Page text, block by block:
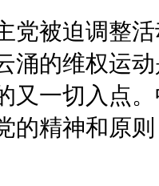
党被迫调整
涌的维权运
又一切入点
的精神和原